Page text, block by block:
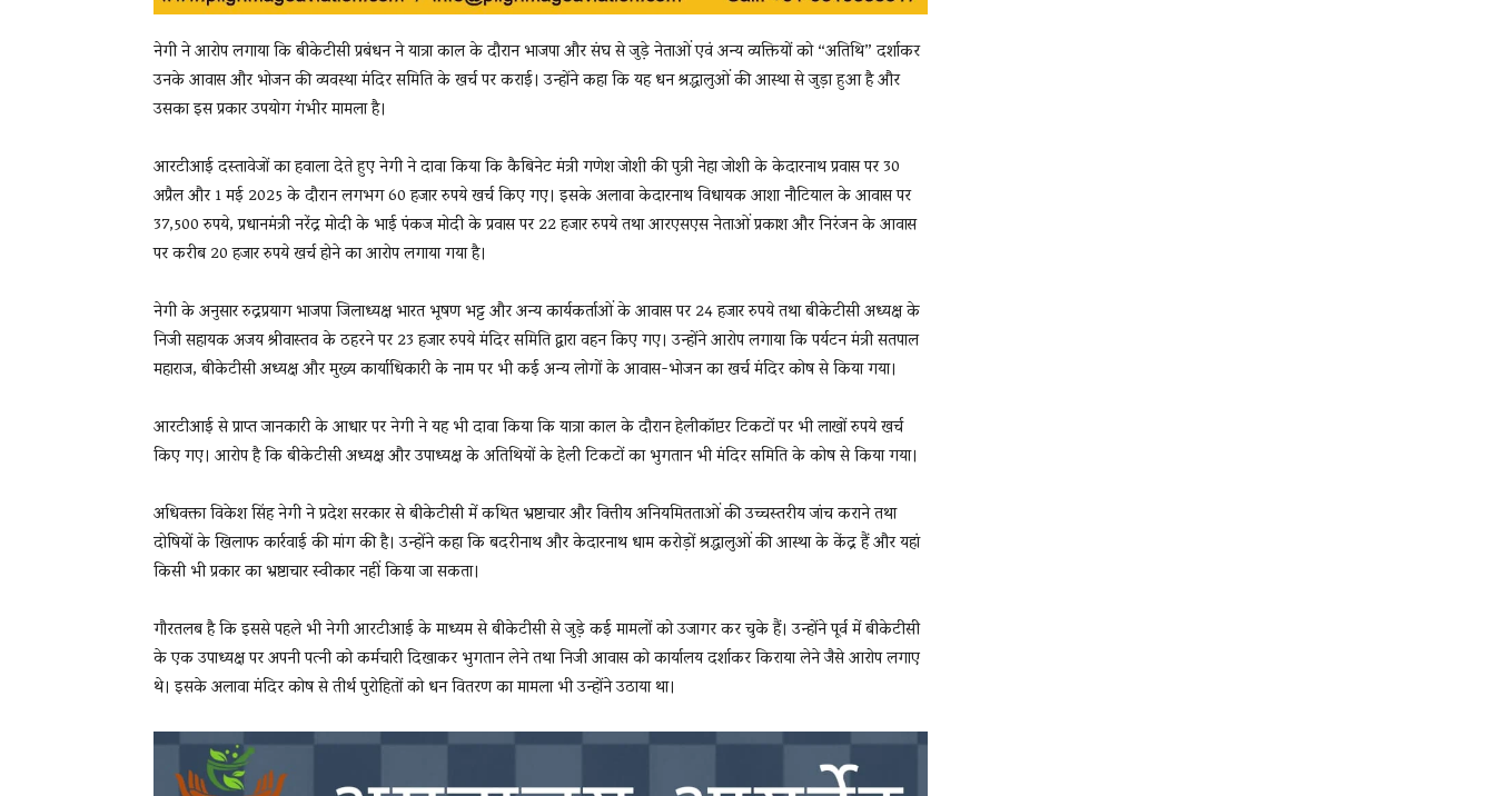
नेगी ने आरोप लगाया कि बीकेटीसी प्रबंधन ने यात्रा काल के दौरान भाजपा और संघ से जुड़े नेताओं एवं अन्य व्यक्तियों को “अतिथि” दर्शाकर
उनके आवास और भोजन की व्यवस्था मंदिर समिति के खर्च पर कराई। उन्होंने कहा कि यह धन श्रद्धालुओं की आस्था से जुड़ा हुआ है और
उसका इस प्रकार उपयोग गंभीर मामला है।
आरटीआई दस्तावेजों का हवाला देते हुए नेगी ने दावा किया कि कैबिनेट मंत्री गणेश जोशी की पुत्री नेहा जोशी के केदारनाथ प्रवास पर 30
अप्रैल और 1 मई 2025 के दौरान लगभग 60 हजार रुपये खर्च किए गए। इसके अलावा केदारनाथ विधायक आशा नौटियाल के आवास पर
37,500 रुपये, प्रधानमंत्री नरेंद्र मोदी के भाई पंकज मोदी के प्रवास पर 22 हजार रुपये तथा आरएसएस नेताओं प्रकाश और निरंजन के आवास
पर करीब 20 हजार रुपये खर्च होने का आरोप लगाया गया है।
नेगी के अनुसार रुद्रप्रयाग भाजपा जिलाध्यक्ष भारत भूषण भट्ट और अन्य कार्यकर्ताओं के आवास पर 24 हजार रुपये तथा बीकेटीसी अध्यक्ष के
निजी सहायक अजय श्रीवास्तव के ठहरने पर 23 हजार रुपये मंदिर समिति द्वारा वहन किए गए। उन्होंने आरोप लगाया कि पर्यटन मंत्री सतपाल
महाराज, बीकेटीसी अध्यक्ष और मुख्य कार्याधिकारी के नाम पर भी कई अन्य लोगों के आवास-भोजन का खर्च मंदिर कोष से किया गया।
आरटीआई से प्राप्त जानकारी के आधार पर नेगी ने यह भी दावा किया कि यात्रा काल के दौरान हेलीकॉप्टर टिकटों पर भी लाखों रुपये खर्च
किए गए। आरोप है कि बीकेटीसी अध्यक्ष और उपाध्यक्ष के अतिथियों के हेली टिकटों का भुगतान भी मंदिर समिति के कोष से किया गया।
अधिवक्ता विकेश सिंह नेगी ने प्रदेश सरकार से बीकेटीसी में कथित भ्रष्टाचार और वित्तीय अनियमितताओं की उच्चस्तरीय जांच कराने तथा
दोषियों के खिलाफ कार्रवाई की मांग की है। उन्होंने कहा कि बदरीनाथ और केदारनाथ धाम करोड़ों श्रद्धालुओं की आस्था के केंद्र हैं और यहां
किसी भी प्रकार का भ्रष्टाचार स्वीकार नहीं किया जा सकता।
गौरतलब है कि इससे पहले भी नेगी आरटीआई के माध्यम से बीकेटीसी से जुड़े कई मामलों को उजागर कर चुके हैं। उन्होंने पूर्व में बीकेटीसी
के एक उपाध्यक्ष पर अपनी पत्नी को कर्मचारी दिखाकर भुगतान लेने तथा निजी आवास को कार्यालय दर्शाकर किराया लेने जैसे आरोप लगाए
थे। इसके अलावा मंदिर कोष से तीर्थ पुरोहितों को धन वितरण का मामला भी उन्होंने उठाया था।